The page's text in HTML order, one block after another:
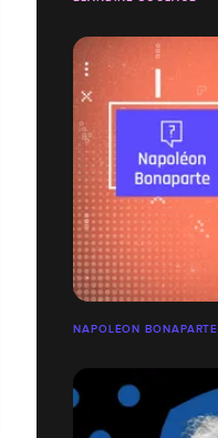
NAPOLÉON BONAPARTE